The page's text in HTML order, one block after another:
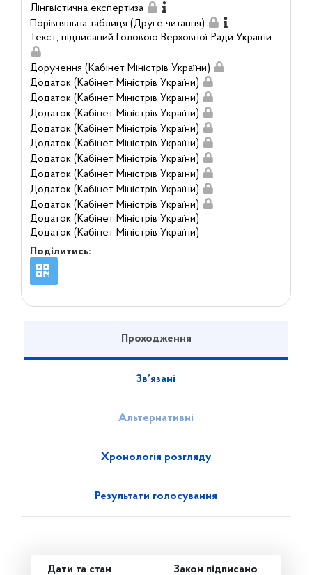
Лінгвістична експертиза
Порівняльна таблиця (Друге читання)
Текст, підписаний Головою Верховної Ради України
Доручення (Кабінет Міністрів України)
Додаток (Кабінет Міністрів України)
Додаток (Кабінет Міністрів України)
Додаток (Кабінет Міністрів України)
Додаток (Кабінет Міністрів України)
Додаток (Кабінет Міністрів України)
Додаток (Кабінет Міністрів України)
Додаток (Кабінет Міністрів України)
Додаток (Кабінет Міністрів України)
Додаток (Кабінет Міністрів України)
Додаток (Кабінет Міністрів України)
Додаток (Кабінет Міністрів України)
Поділитись:
Проходження
Зв’язані
Альтернативні
Хронологія розгляду
Результати голосування
Дати та стан
Закон підписано